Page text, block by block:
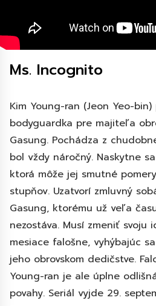
Ms. Incognito
Kim Young-ran (Jeon Yeo-
bodyguardka pre majiteľa
Gasung. Pochádza z
bol vždy náročný. Naskytne
ktorá môže jej smutné
stupňov. Uzatvorí zmluvný
Gasung, ktorému už veľa
nezostáva. Musí zmeniť
mesiace falošne, vyhýbajúc
jeho obrovskom dedičstve.
Young-ran je ale úplne
povahy. Seriál vyjde 29.